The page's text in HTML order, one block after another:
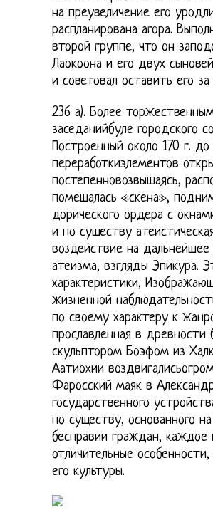
на преувеличение его
распланирована агора.
второй группе, что он
Лаокоона и его двух
и советовал оставить его
236 а). Более
заседанийбуле городского
Построенный около 170 г.
переработкиэлементов
постепенновозвышаясь,
помещалась «скена»,
дорического ордера с
и по существу
воздействие на
атеизма, взгляды Эпикура.
характеристики,
жизненной
по своему характеру к
прославленная в древности
скульптором Боэфом из
Аатиохии
Фаросский маяк в
государственного
по существу, основанного
бесправии граждан, каждое
отличительные
его культуры.